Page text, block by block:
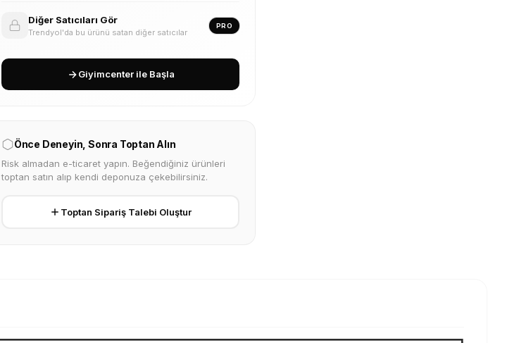
Diğer Satıcıları Gör
Trendyol'da bu ürünü satan diğer satıcılar
PRO
Giyimcenter ile Başla
Önce Deneyin, Sonra Toptan Alın
Risk almadan e-ticaret yapın. Beğendiğiniz ürünleri
toptan satın alıp kendi deponuza çekebilirsiniz.
Toptan Sipariş Talebi Oluştur